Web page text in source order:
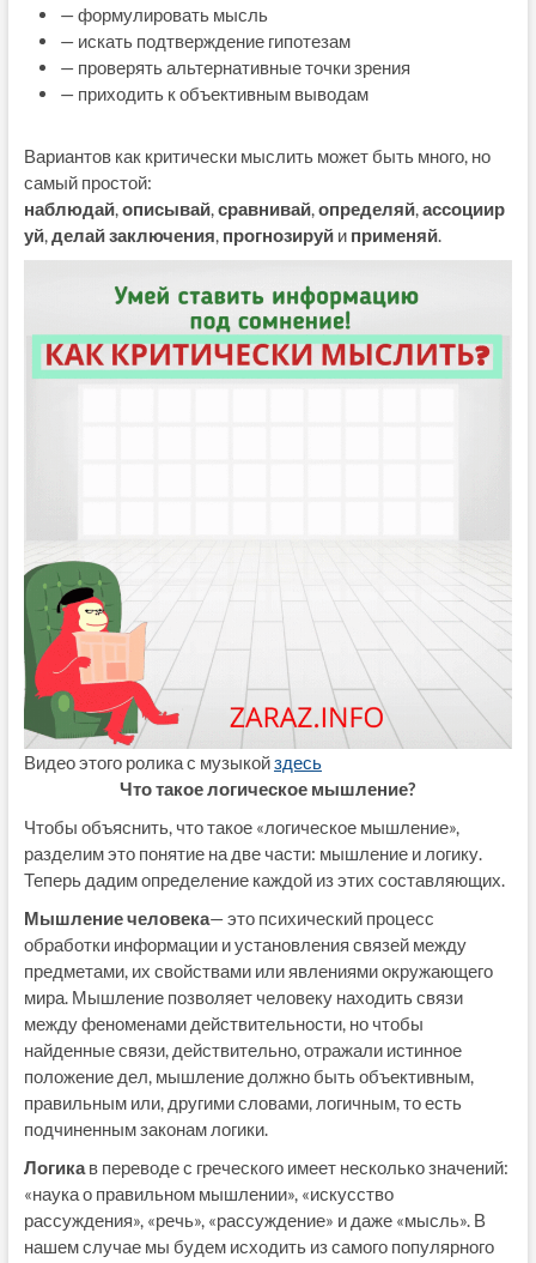
— формулировать мысль
— искать подтверждение гипотезам
— проверять альтернативные точки зрения
— приходить к объективным выводам
Вариантов как критически мыслить может быть много, но
самый простой:
наблюдай, описывай, сравнивай, определяй, ассоциир
уй, делай заключения прогнозируй и применяй.
Видео этого ролика с музыкойздесь
Что такое логическое мышление?
Чтобы объяснить, что такое «логическое мышление»,
разделим это понятие на две части: мышление и логику.
Теперь дадим определение каждой из этих составляющих.
Мышление человека— это психический процесс
обработки информации и установления связей между
предметами, их свойствами или явлениями окружающего
мира. Мышление позволяет человеку находить связи
между феноменами действительности, но чтобы
найденные связи, действительно, отражали истинное
положение дел, мышление должно быть объективным,
правильным или, другими словами, логичным, то есть
подчиненным законам логики.
Логикав переводе с греческого имеет несколько значений:
«наука о правильном мышлении», «искусство
рассуждения», «речь», «рассуждение» и даже «мысль». В
нашем случае мы будем исходить из самого популярного